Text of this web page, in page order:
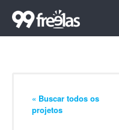
« Buscar todos os
projetos